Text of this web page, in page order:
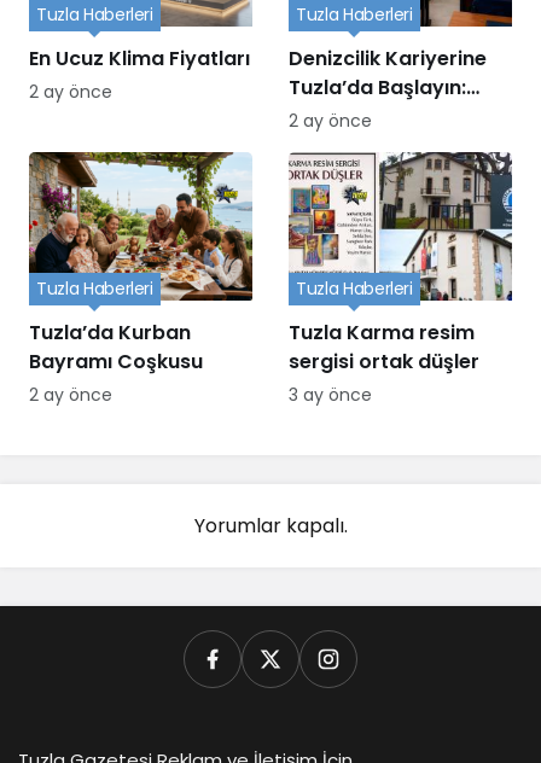
En Ucuz Klima Fiyatları
Tuzla Haberleri
2 ay önce
Denizcilik Kariyerine
Tuzla’da Başlayın:
Turgut Reis Eğitim
Kurumu
Tuzla Haberleri
2 ay önce
Tuzla’da Kurban
Bayramı Coşkusu
Tuzla Haberleri
2 ay önce
Tuzla Karma resim
sergisi ortak düşler
Tuzla Haberleri
3 ay önce
Yorumlar kapalı.